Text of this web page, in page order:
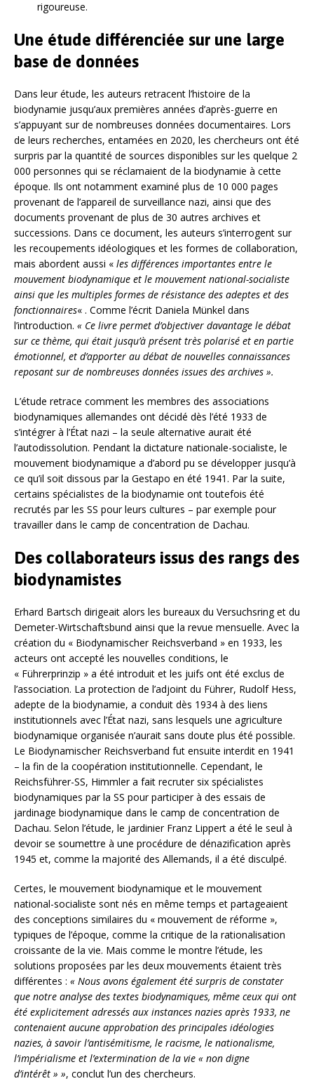
rigoureuse.
Une étude différenciée sur une large
base de données
Dans leur étude, les auteurs retracent l’histoire de la
biodynamie jusqu’aux premières années d’après-guerre en
s’appuyant sur de nombreuses données documentaires. Lors
de leurs recherches, entamées en 2020, les chercheurs ont été
surpris par la quantité de sources disponibles sur les quelque 2
000 personnes qui se réclamaient de la biodynamie à cette
époque. Ils ont notamment examiné plus de 10 000 pages
provenant de l’appareil de surveillance nazi, ainsi que des
documents provenant de plus de 30 autres archives et
successions. Dans ce document, les auteurs s’interrogent sur
les recoupements idéologiques et les formes de collaboration,
mais abordent aussi « les différences importantes entre le
mouvement biodynamique et le mouvement national-socialiste
ainsi que les multiples formes de résistance des adeptes et des
fonctionnaires« . Comme l’écrit Daniela Münkel dans
l’introduction. « Ce livre permet d’objectiver davantage le débat
sur ce thème, qui était jusqu’à présent très polarisé et en partie
émotionnel, et d’apporter au débat de nouvelles connaissances
reposant sur de nombreuses données issues des archives ».
L’étude retrace comment les membres des associations
biodynamiques allemandes ont décidé dès l’été 1933 de
s’intégrer à l’État nazi – la seule alternative aurait été
l’autodissolution. Pendant la dictature nationale-socialiste, le
mouvement biodynamique a d’abord pu se développer jusqu’à
ce qu’il soit dissous par la Gestapo en été 1941. Par la suite,
certains spécialistes de la biodynamie ont toutefois été
recrutés par les SS pour leurs cultures – par exemple pour
travailler dans le camp de concentration de Dachau.
Des collaborateurs issus des rangs des
biodynamistes
Erhard Bartsch dirigeait alors les bureaux du Versuchsring et du
Demeter-Wirtschaftsbund ainsi que la revue mensuelle. Avec la
création du « Biodynamischer Reichsverband » en 1933, les
acteurs ont accepté les nouvelles conditions, le
« Führerprinzip » a été introduit et les juifs ont été exclus de
l’association. La protection de l’adjoint du Führer, Rudolf Hess,
adepte de la biodynamie, a conduit dès 1934 à des liens
institutionnels avec l’État nazi, sans lesquels une agriculture
biodynamique organisée n’aurait sans doute plus été possible.
Le Biodynamischer Reichsverband fut ensuite interdit en 1941
– la fin de la coopération institutionnelle. Cependant, le
Reichsführer-SS, Himmler a fait recruter six spécialistes
biodynamiques par la SS pour participer à des essais de
jardinage biodynamique dans le camp de concentration de
Dachau. Selon l’étude, le jardinier Franz Lippert a été le seul à
devoir se soumettre à une procédure de dénazification après
1945 et, comme la majorité des Allemands, il a été disculpé.
Certes, le mouvement biodynamique et le mouvement
national-socialiste sont nés en même temps et partageaient
des conceptions similaires du « mouvement de réforme »,
typiques de l’époque, comme la critique de la rationalisation
croissante de la vie. Mais comme le montre l’étude, les
solutions proposées par les deux mouvements étaient très
différentes : « Nous avons également été surpris de constater
que notre analyse des textes biodynamiques, même ceux qui ont
été explicitement adressés aux instances nazies après 1933, ne
contenaient aucune approbation des principales idéologies
nazies, à savoir l’antisémitisme, le racisme, le nationalisme,
l’impérialisme et l’extermination de la vie « non digne
d’intérêt » », conclut l’un des chercheurs.